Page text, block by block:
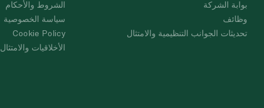
الشروط والأحكام
سياسة الخصوصية
Cookie Policy
الأخلاقيات والامتثال
بوابة الشركة
وظائف
تحديثات الجوانب التنظيمية والامتثال